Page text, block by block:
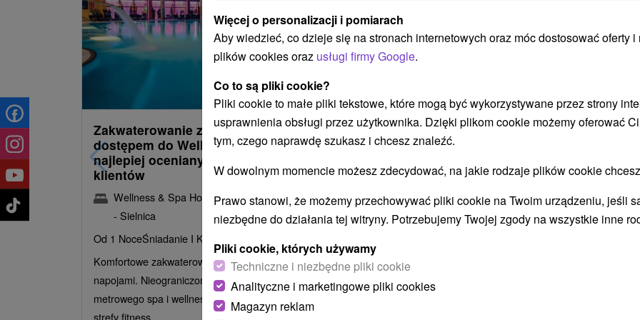
od485,30zł
/noc/osoba
Zakwaterowanie z obiadokolacją i
dostępem do Wellness i Spa: Jeden z
najlepiej ocenianych hoteli przez
klientów
Wellness & Spa Hotel Kaskady★★★★Sliač
- Sielnica
Od 1 NoceŚniadanie I Kolacja
Komfortowe zakwaterowanie z wyżywieniem HB i
napojami. Nieograniczony dostęp do 3000-
metrowego spa i wellness, basenów termalnych,
strefy fitness...
/noc/osoba
Intensywny pobyt MINI RELAX:
Szybka i skuteczna ucieczka od
Hotel Flóra ★ ★Trenczańskie Teplice
Od 2 NoceŚniadanie I Kolacja
Relaksujący pobyt z 2 zabiegami zabiegowymi i
wejściem do świata basenów i saun szybko
uzupełni Twoje siły i energię.
Więcej o personalizacji i pomiarach
Aby wiedzieć, co dzieje się na stronach internetowych oraz móc dostosować oferty i
plików cookies oraz usługi firmy Google.
Co to są pliki cookie?
Pliki cookie to małe pliki tekstowe, które mogą być wykorzystywane przez strony
usprawnienia obsługi przez użytkownika. Dzięki plikom cookie możemy oferować
tym, czego naprawdę szukasz i chcesz znaleźć.
W dowolnym momencie możesz zdecydować, na jakie rodzaje plików cookie
Prawo stanowi, że możemy przechowywać pliki cookie na Twoim urządzeniu, jeśli
niezbędne do działania tej witryny. Potrzebujemy Twojej zgody na wszystkie inne
Pliki cookie, których używamy
Techniczne i niezbędne pliki cookie
Analityczne i marketingowe pliki cookies
Magazyn reklam